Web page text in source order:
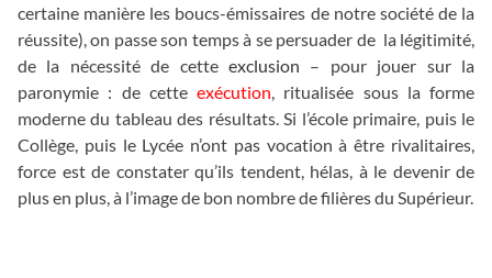
certaine manière les boucs-émissaires de notre société de la
réussite), on passe son temps à se persuader de la légitimité,
de la nécessité de cette exclusion – pour jouer sur la
paronymie : de cette exécution , ritualisée sous la forme
moderne du tableau des résultats. Si l’école primaire, puis le
Collège, puis le Lycée n’ont pas vocation à être rivalitaires,
force est de constater qu’ils tendent, hélas, à le devenir de
plus en plus, à l’image de bon nombre de filières du Supérieur.